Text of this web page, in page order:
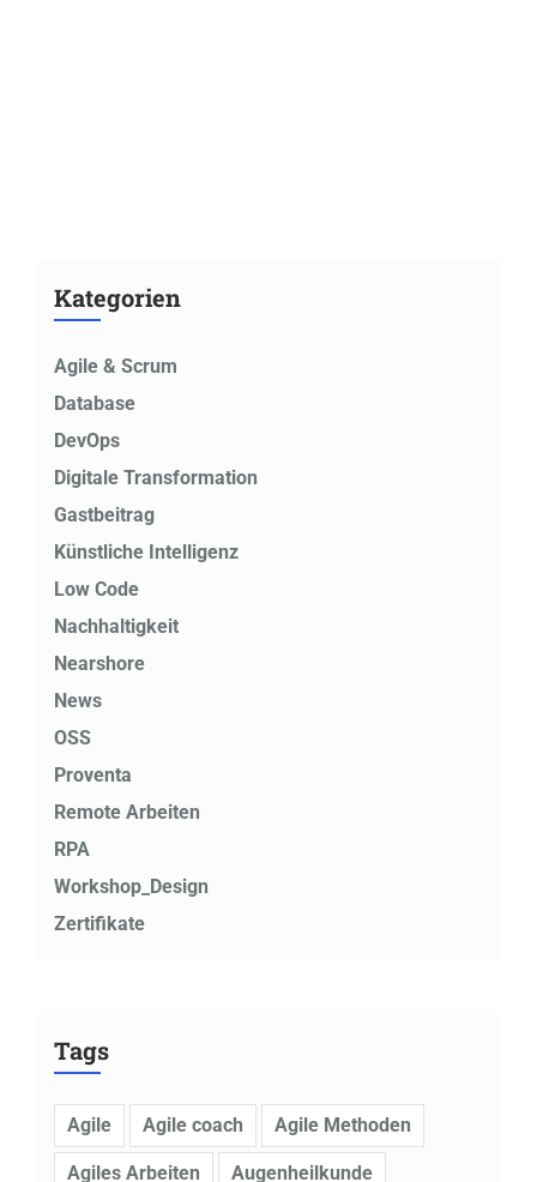
Kategorien
Agile & Scrum
Database
DevOps
Digitale Transformation
Gastbeitrag
Künstliche Intelligenz
Low Code
Nachhaltigkeit
Nearshore
News
OSS
Proventa
Remote Arbeiten
RPA
Workshop_Design
Zertifikate
Tags
Agile Agile coach Agile Methoden
Agiles Arbeiten Augenheilkunde